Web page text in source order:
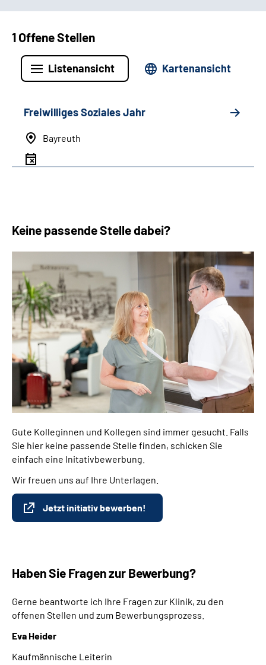
1 Offene Stellen
Listenansicht Kartenansicht
Freiwilliges Soziales Jahr
Bayreuth
Keine passende Stelle dabei?
Gute Kolleginnen und Kollegen sind immer gesucht. Falls
Sie hier keine passende Stelle finden, schicken Sie
einfach eine Initativbewerbung.
Wir freuen uns auf Ihre Unterlagen.
Jetzt initiativ bewerben!
Haben Sie Fragen zur Bewerbung?
Gerne beantworte ich Ihre Fragen zur Klinik, zu den
offenen Stellen und zum Bewerbungsprozess.
Eva Heider
Kaufmännische Leiterin